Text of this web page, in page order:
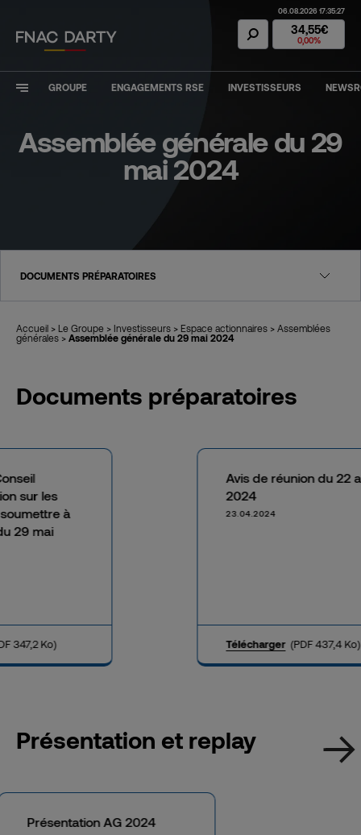
Action Fnac
06.08.2026 17:35:27
34,55€
0,00%
GROUPE ENGAGEMENTS RSE INVESTISSEURS
Assemblée générale du 29
mai 2024
DOCUMENTS PRÉPARATOIRES
Accueil > Le Groupe > Investisseurs > Espace actionnaires > Assemblées
générales > Assemblée générale du 29 mai 2024
Documents préparatoires
sur les
à
29 mai
347,2 Ko)
Avis de réunion du 22
2024
23.04.2024
Télécharger (PDF 437,4 Ko)
Présentation et replay
Présentation AG 2024